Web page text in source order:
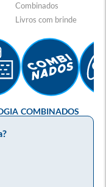
Combinados
Livros com brinde
COMBINADOS